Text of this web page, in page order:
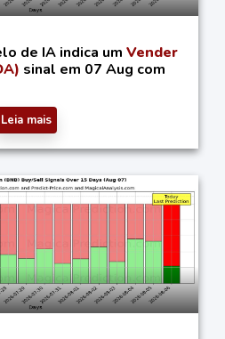
de IA indica um Vender
sinal em 07 Aug com
Leia mais